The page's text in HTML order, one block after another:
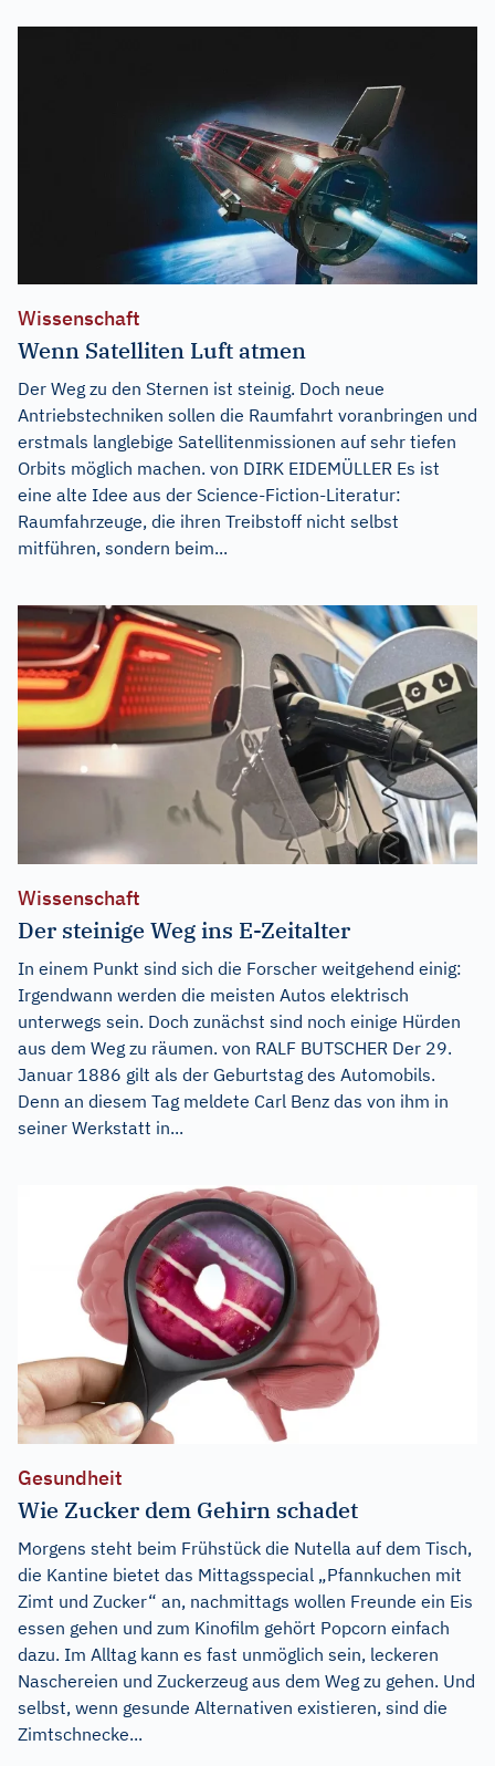
Wissenschaft
Wenn Satelliten Luft atmen
Der Weg zu den Sternen ist steinig. Doch neue
Antriebstechniken sollen die Raumfahrt voranbringen und
erstmals langlebige Satellitenmissionen auf sehr tiefen
Orbits möglich machen. von DIRK EIDEMÜLLER Es ist
eine alte Idee aus der Science-Fiction-Literatur:
Raumfahrzeuge, die ihren Treibstoff nicht selbst
mitführen, sondern beim...
Wissenschaft
Der steinige Weg ins E-Zeitalter
In einem Punkt sind sich die Forscher weitgehend einig:
Irgendwann werden die meisten Autos elektrisch
unterwegs sein. Doch zunächst sind noch einige Hürden
aus dem Weg zu räumen. von RALF BUTSCHER Der 29.
Januar 1886 gilt als der Geburtstag des Automobils.
Denn an diesem Tag meldete Carl Benz das von ihm in
seiner Werkstatt in...
Gesundheit
Wie Zucker dem Gehirn schadet
Morgens steht beim Frühstück die Nutella auf dem Tisch,
die Kantine bietet das Mittagsspecial „Pfannkuchen mit
Zimt und Zucker“ an, nachmittags wollen Freunde ein Eis
essen gehen und zum Kinofilm gehört Popcorn einfach
dazu. Im Alltag kann es fast unmöglich sein, leckeren
Naschereien und Zuckerzeug aus dem Weg zu gehen. Und
selbst, wenn gesunde Alternativen existieren, sind die
Zimtschnecke...